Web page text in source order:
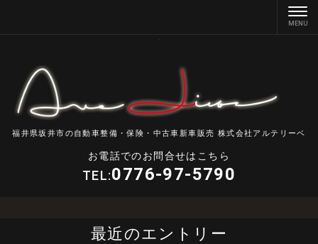
福井県坂井市の自動車整備・保険・中古車新車販売 株式会社アルテリーベ
お電話でのお問合せはこちら
TEL:0776-97-5790
最近のエントリー